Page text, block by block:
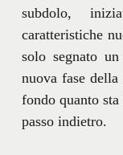
subdolo,
caratteristiche
solo segnato
nuova fase
fondo quanto sta
passo indietro.